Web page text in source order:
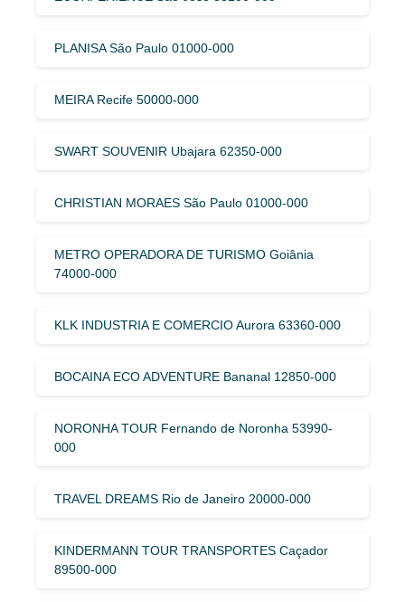
PLANISA São Paulo 01000-000
MEIRA Recife 50000-000
SWART SOUVENIR Ubajara 62350-000
CHRISTIAN MORAES São Paulo 01000-000
METRO OPERADORA DE TURISMO Goiânia
74000-000
KLK INDUSTRIA E COMERCIO Aurora 63360-000
BOCAINA ECO ADVENTURE Bananal 12850-000
NORONHA TOUR Fernando de Noronha 53990-
000
TRAVEL DREAMS Rio de Janeiro 20000-000
KINDERMANN TOUR TRANSPORTES Caçador
89500-000